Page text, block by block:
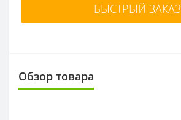
БЫСТРЫЙ ЗАКАЗ
Обзор товара